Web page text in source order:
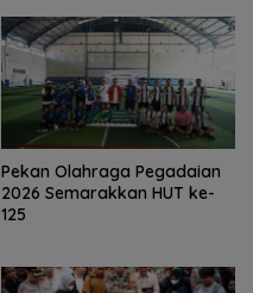
Pekan Olahraga Pegadaian
2026 Semarakkan HUT ke-
125